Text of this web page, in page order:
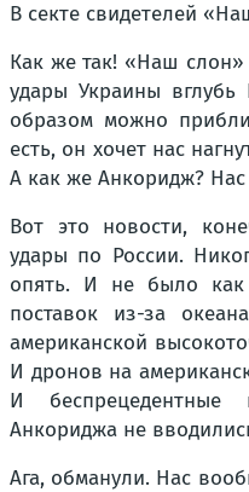
В секте свидетелей
Как же так! «Наш
удары Украины вглубь
образом можно
есть, он хочет нас
А как же Анкоридж?
Вот это новости,
удары по России.
опять. И не было как
поставок из-за
американской
И дронов на
И беспрецедентные
Анкориджа не
Ага, обманули. Нас